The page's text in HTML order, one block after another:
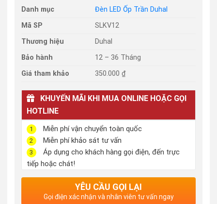
Danh mục
Đèn LED Ốp Trần Duhal
Mã SP
SLKV12
Thương hiệu
Duhal
Bảo hành
12 – 36 Tháng
Giá tham khảo
350.000 ₫
KHUYẾN MÃI KHI MUA ONLINE HOẶC GỌI
HOTLINE
1 Miễn phí vận chuyển toàn quốc
2 Miễn phí khảo sát tư vấn
3
Áp dụng cho khách hàng gọi điện, đến trực
tiếp hoặc chát!
YÊU CẦU GỌI LẠI
Gọi điện xác nhận và nhân viên tư vấn ngay